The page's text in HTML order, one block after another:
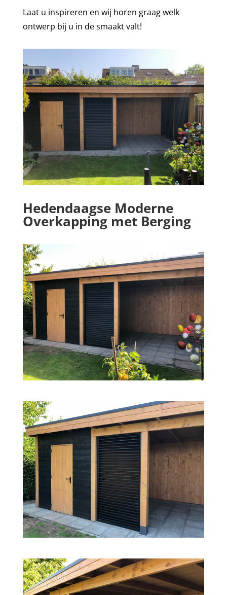
Laat u inspireren en wij horen graag welk
ontwerp bij u in de smaakt valt!
Hedendaagse Moderne
Overkapping met Berging